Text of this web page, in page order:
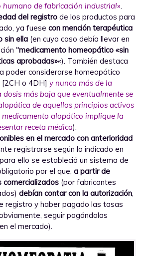
humano de fabricación industrial».
del registro de los productos para
ya fuese con mención terapéutica
sin ella (en cuyo caso debía llevar en
“medicamento homeopático «sin
aprobadas»«). También destaca
poder considerarse homeopático
[2CH o 4DH] y nunca más de la
más baja que eventualmente se
de aquellos principios activos
medicamento alopático implique la
receta médica).
en el mercado con anterioridad
registrarse según lo indicado en
ello se estableció un sistema de
por el que, a partir de
comercializados (por fabricantes
debían contar con la autorización,
registro y haber pagado las tasas
seguir pagándolas
el mercado).